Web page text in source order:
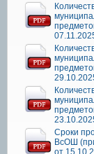
Сроки
ВсОШ
от